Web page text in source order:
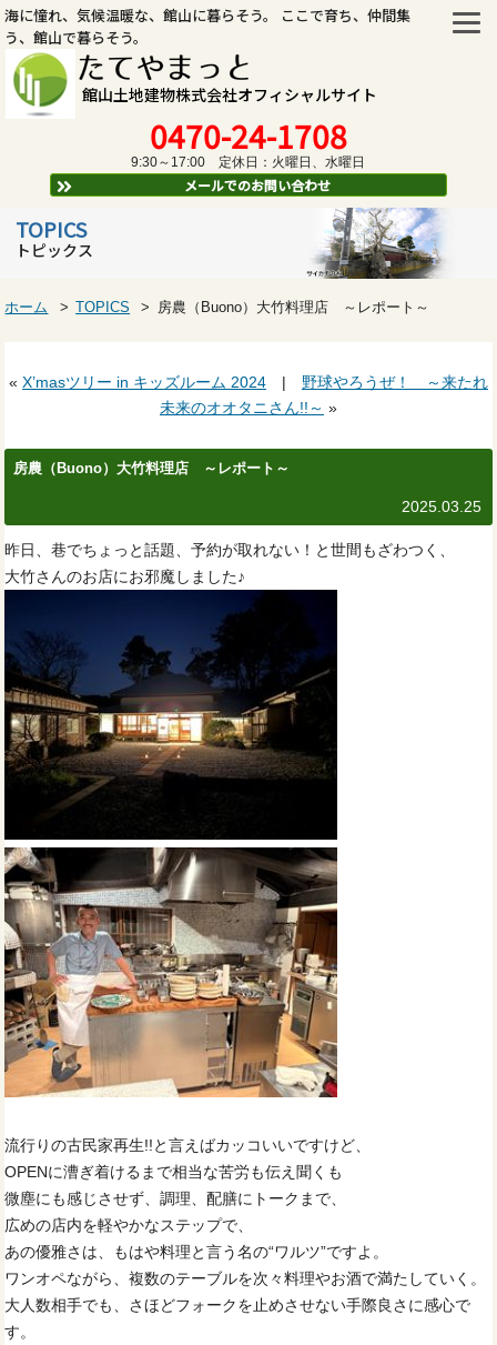
海に憧れ、気候温暖な、館山に暮らそう。 ここで育ち、仲間集
う、館山で暮らそう。
館山土地建物株式会社オフィシャルサイト
0470-24-1708
9:30～17:00 定休日：火曜日、水曜日
メールでのお問い合わせ
TOPICS
トピックス
ホーム TOPICS 房農（Buono）大竹料理店 ～レポート～
« X’masツリー in キッズルーム 2024 | 野球やろうぜ！ ～来たれ
未来のオオタニさん!!～ »
房農（Buono）大竹料理店 ～レポート～
2025.03.25
昨日、巷でちょっと話題、予約が取れない！と世間もざわつく、
大竹さんのお店にお邪魔しました♪
流行りの古民家再生!!と言えばカッコいいですけど、
OPENに漕ぎ着けるまで相当な苦労も伝え聞くも
微塵にも感じさせず、調理、配膳にトークまで、
広めの店内を軽やかなステップで、
あの優雅さは、もはや料理と言う名の“ワルツ”ですよ。
ワンオペながら、複数のテーブルを次々料理やお酒で満たしていく。
大人数相手でも、さほどフォークを止めさせない手際良さに感心で
す。